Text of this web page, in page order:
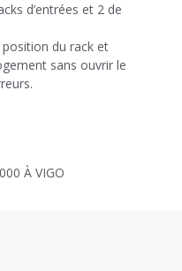
d’entrées et 2 de
du rack et
sans ouvrir le
À VIGO